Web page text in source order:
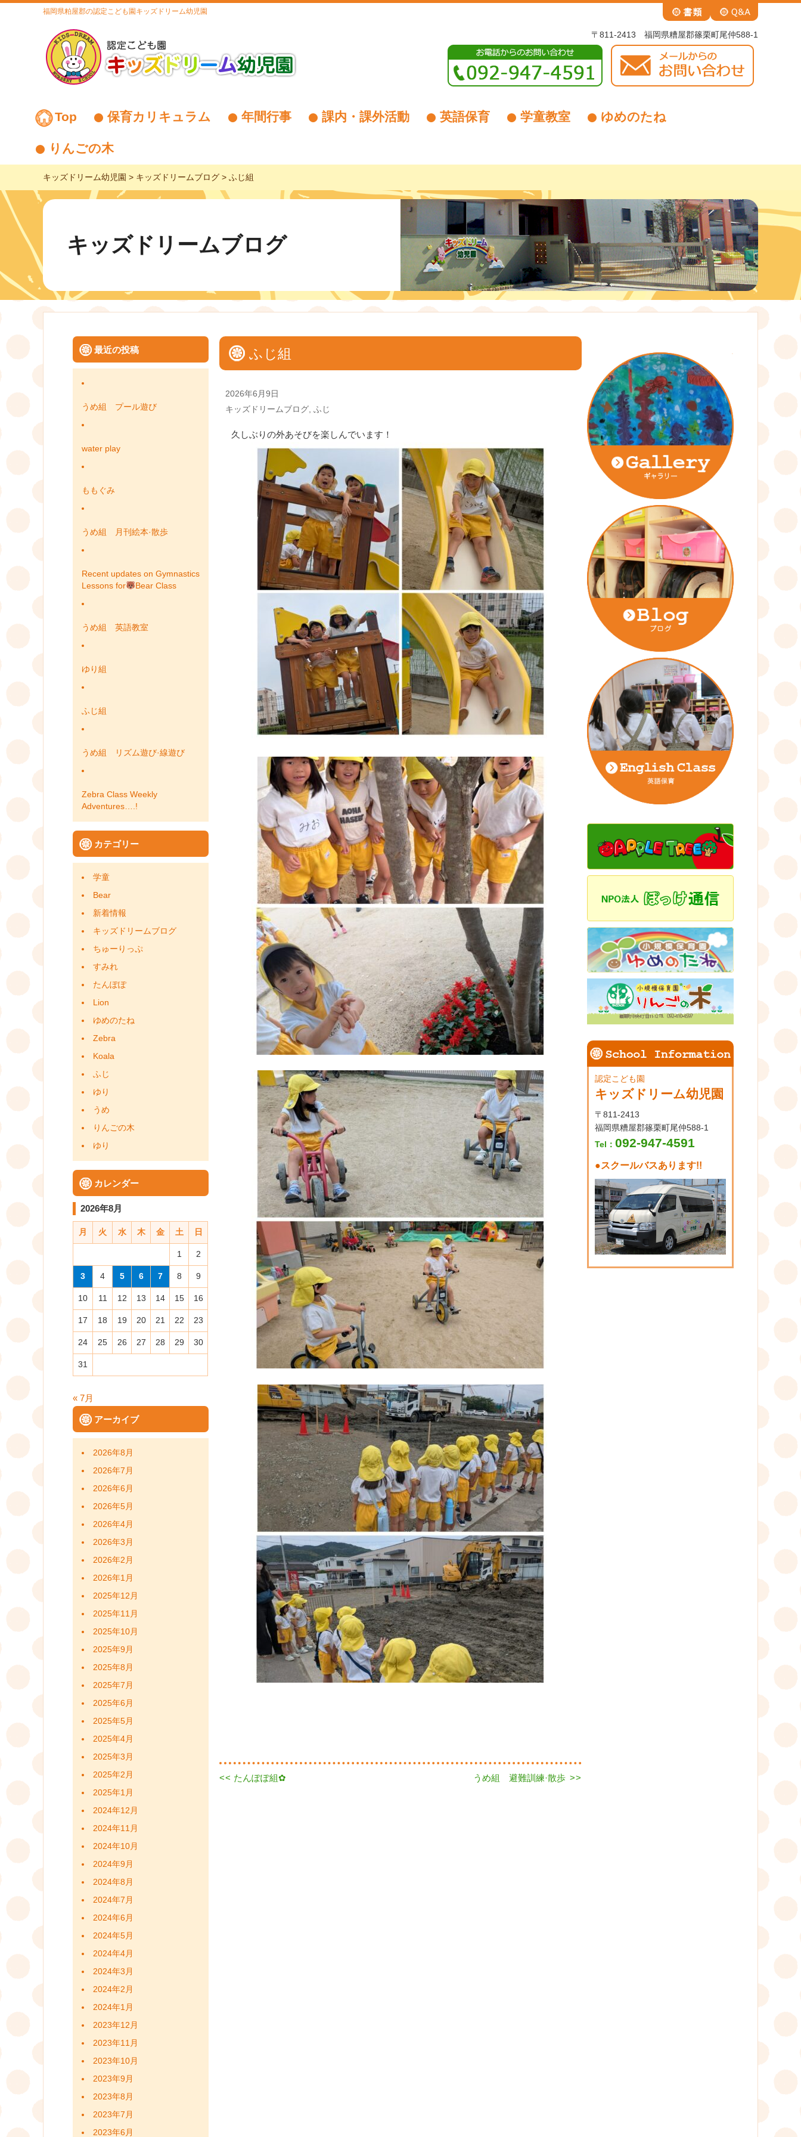
福岡県粕屋郡の認定こども園キッズドリーム幼児園
〒811-2413 福岡県糟屋郡篠栗町尾仲588-1
Top 保育カリキュラム 年間行事 課内・課外活動 英語保育 学童教室 ゆめのたね
りんごの木
キッズドリーム幼児園 > キッズドリームブログ > ふじ組
キッズドリームブログ
最近の投稿
うめ組 プール遊び
water play
ももぐみ
うめ組 月刊絵本·散歩
Recent updates on Gymnastics
Lessons for
Bear Class
うめ組 英語教室
ゆり組
ふじ組
うめ組 リズム遊び·線遊び
Zebra Class Weekly
Adventures….!
カテゴリー
学童
Bear
新着情報
キッズドリームブログ
ちゅーりっぷ
すみれ
たんぽぽ
Lion
ゆめのたね
Zebra
Koala
ふじ
ゆり
うめ
りんごの木
ゆり
カレンダー
2026年8月
月 火 水 木 金 土 日
1 2
3 4 5 6 7 8 9
10 11 12 13 14 15 16
17 18 19 20 21 22 23
24 25 26 27 28 29 30
31
« 7月
アーカイブ
2026年8月
2026年7月
2026年6月
2026年5月
2026年4月
2026年3月
2026年2月
2026年1月
2025年12月
2025年11月
2025年10月
2025年9月
2025年8月
2025年7月
2025年6月
2025年5月
2025年4月
2025年3月
2025年2月
2025年1月
2024年12月
2024年11月
2024年10月
2024年9月
2024年8月
2024年7月
2024年6月
2024年5月
2024年4月
2024年3月
2024年2月
2024年1月
2023年12月
2023年11月
2023年10月
2023年9月
2023年8月
2023年7月
2023年6月
ふじ組
Posted
on
2026年6月9日
Categories
キッズドリームブログ, ふじ
久しぶりの外あそびを楽しんでいます！
投
Previous
<< たんぽぽ組✿
Next
うめ組 避難訓練·散歩 >>
認定こども園
キッズドリーム幼児園
〒811-2413
福岡県糟屋郡篠栗町尾仲588-1
Tel：092-947-4591
●スクールバスあります!!